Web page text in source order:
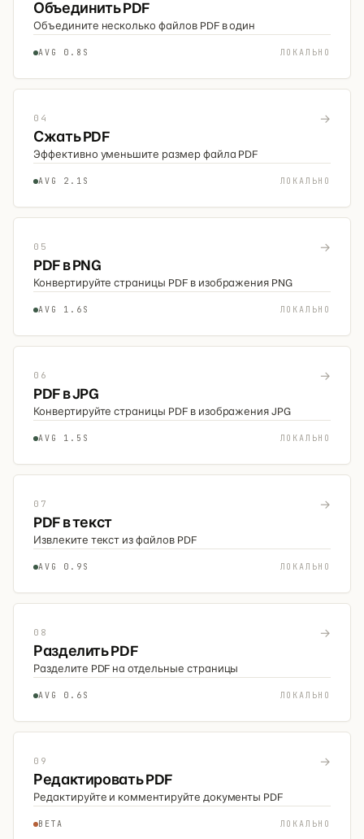
Объединить PDF
Объедините несколько файлов PDF в один
AVG 0.8S ЛОКАЛЬНО
04 →
Сжать PDF
Эффективно уменьшите размер файла PDF
AVG 2.1S ЛОКАЛЬНО
05 →
PDF в PNG
Конвертируйте страницы PDF в изображения PNG
AVG 1.6S ЛОКАЛЬНО
06 →
PDF в JPG
Конвертируйте страницы PDF в изображения JPG
AVG 1.5S ЛОКАЛЬНО
07 →
PDF в текст
Извлеките текст из файлов PDF
AVG 0.9S ЛОКАЛЬНО
08 →
Разделить PDF
Разделите PDF на отдельные страницы
AVG 0.6S ЛОКАЛЬНО
09 →
Редактировать PDF
Редактируйте и комментируйте документы PDF
BETA ЛОКАЛЬНО